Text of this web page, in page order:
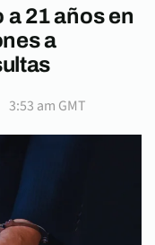
21 años en
a
3:53 am GMT